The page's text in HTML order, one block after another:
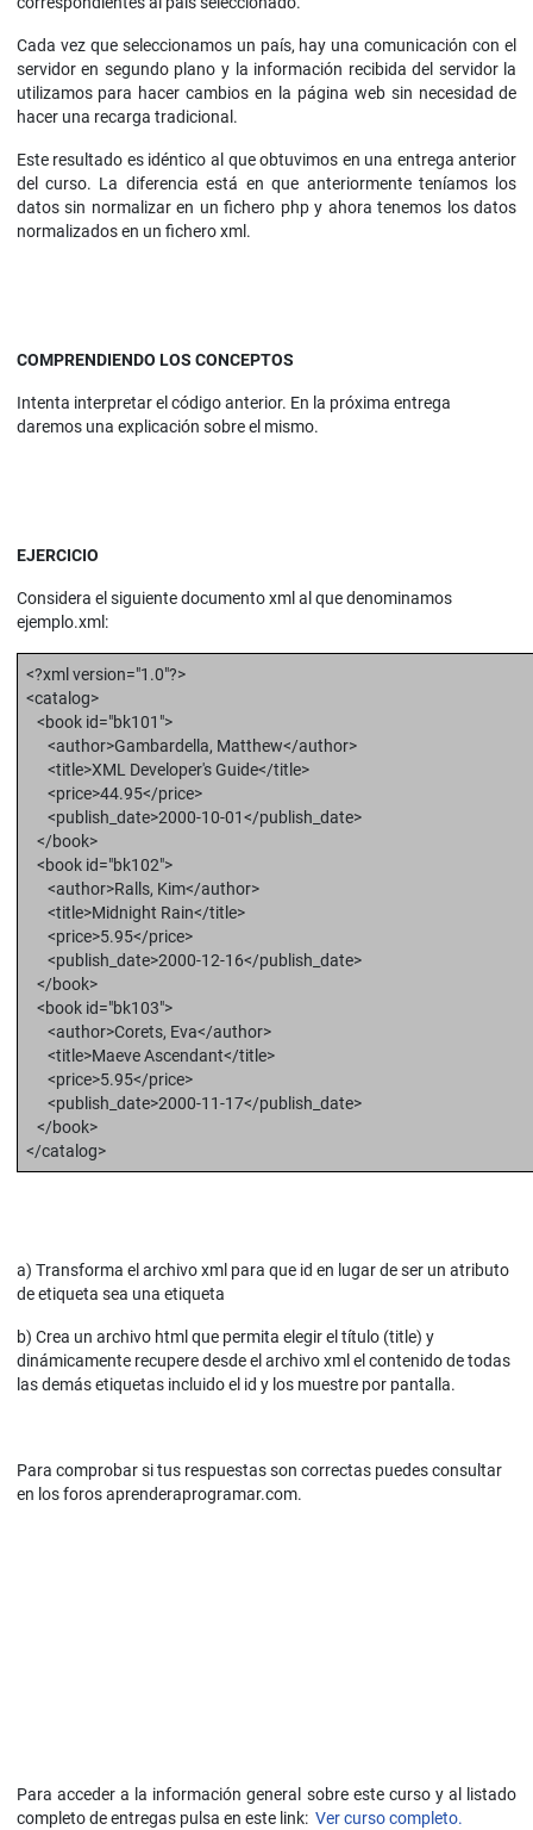
Cada vez que seleccionamos un país, hay una comunicación con el
servidor en segundo plano y la información recibida del servidor la
utilizamos para hacer cambios en la página web sin necesidad de
hacer una recarga tradicional.
Este resultado es idéntico al que obtuvimos en una entrega anterior
del curso. La diferencia está en que anteriormente teníamos los
datos sin normalizar en un fichero php y ahora tenemos los datos
normalizados en un fichero xml.
COMPRENDIENDO LOS CONCEPTOS
Intenta interpretar el código anterior. En la próxima entrega
daremos una explicación sobre el mismo.
EJERCICIO
Considera el siguiente documento xml al que denominamos
ejemplo.xml:
<?xml version="1.0"?>
<catalog>
<book id="bk101">
<author>Gambardella, Matthew</author>
<title>XML Developer's Guide</title>
<price>44.95</price>
<publish_date>2000-10-01</publish_date>
</book>
<book id="bk102">
<author>Ralls, Kim</author>
<title>Midnight Rain</title>
<price>5.95</price>
<publish_date>2000-12-16</publish_date>
</book>
<book id="bk103">
<author>Corets, Eva</author>
<title>Maeve Ascendant</title>
<price>5.95</price>
<publish_date>2000-11-17</publish_date>
</book>
</catalog>
a) Transforma el archivo xml para que id en lugar de ser un atributo
de etiqueta sea una etiqueta
b) Crea un archivo html que permita elegir el título (title) y
dinámicamente recupere desde el archivo xml el contenido de todas
las demás etiquetas incluido el id y los muestre por pantalla.
Para comprobar si tus respuestas son correctas puedes consultar
en los foros aprenderaprogramar.com.
Para acceder a la información general sobre este curso y al listado
completo de entregas pulsa en este link: Ver curso completo.